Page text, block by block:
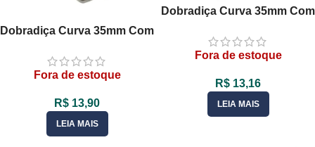
Dobradiça Curva 35mm Com
Slide On – 01 Unid
Fora de estoque
R$ 13,90
LEIA MAIS
Dobradiça Curva 35mm Com
Móveis – 01 Unid
Fora de estoque
R$ 13,16
LEIA MAIS